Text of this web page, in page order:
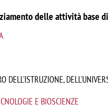
delle attività base
DELL'ISTRUZIONE,
E BIOSCIENZE